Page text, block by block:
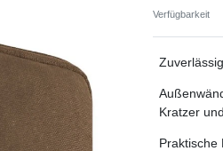
Verfügbarkeit
Kratzer
Praktische